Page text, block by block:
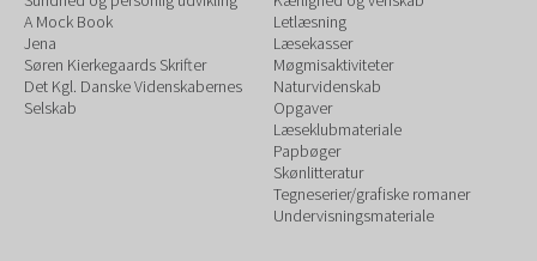
A Mock Book
Jena
Søren Kierkegaards Skrifter
Det Kgl. Danske Videnskabernes
Selskab
Letlæsning
Læsekasser
Møgmisaktiviteter
Naturvidenskab
Opgaver
Læseklubmateriale
Papbøger
Skønlitteratur
Tegneserier/grafiske romaner
Undervisningsmateriale